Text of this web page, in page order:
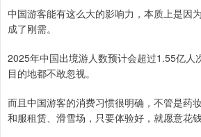
中国游客能有这么大的影响力，本质上是因
成了刚需。
2025年中国出境游人数预计会超过1.55亿人
目的地都不敢忽视。
而且中国游客的消费习惯很明确，不管是药
和服租赁、滑雪场，只要体验好，就愿意花钱